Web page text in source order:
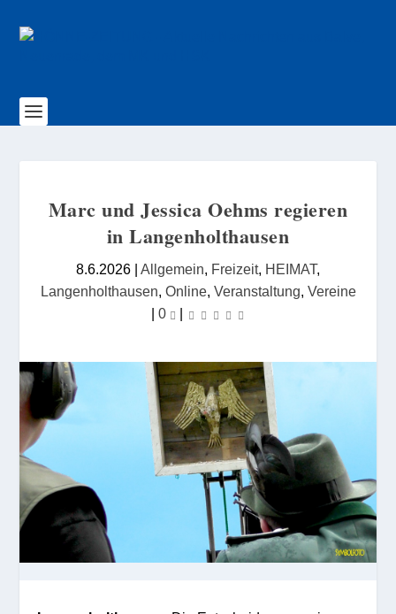
Marc und Jessica Oehms regieren
in Langenholthausen
8.6.2026 | Allgemein, Freizeit, HEIMAT,
Langenholthausen, Online, Veranstaltung, Vereine
| 0 |